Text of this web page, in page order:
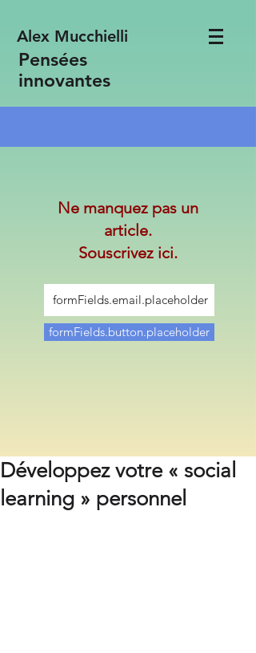
Alex Mucchielli
Pensées
innovantes
Développez votre « social
learning » personnel
Ne manquez pas un
article.
Souscrivez ici.
formFields.button.placeholder